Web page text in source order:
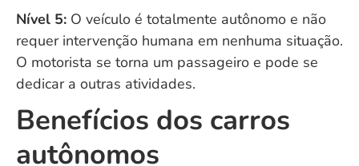
Nível 5: O veículo é totalmente autônomo e não
requer intervenção humana em nenhuma situação.
O motorista se torna um passageiro e pode se
dedicar a outras atividades.
Benefícios dos carros
autônomos